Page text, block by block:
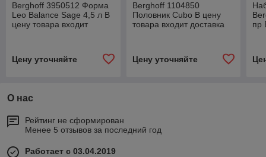
Berghoff 3950512 Форма
Leo Balance Sage 4,5 л В
цену товара входит
Цену уточняйте
Berghoff 1104850
Половник Cubo В цену
товара входит доставка
Цену уточняйте
пр
О нас
Рейтинг не сформирован
Менее 5 отзывов за последний год
Работает с 03.04.2019